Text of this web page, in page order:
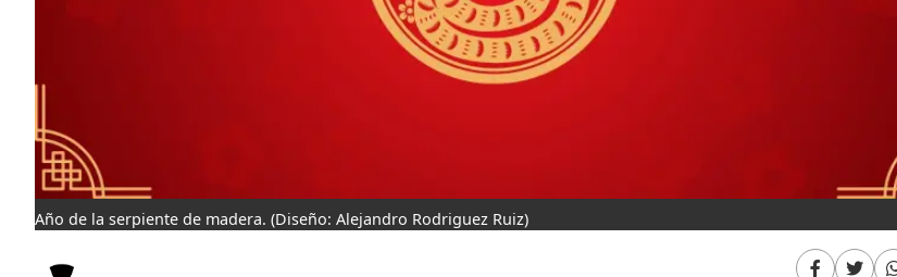
Año de la serpiente de madera. (Diseño: Alejandro Rodriguez Ruiz)